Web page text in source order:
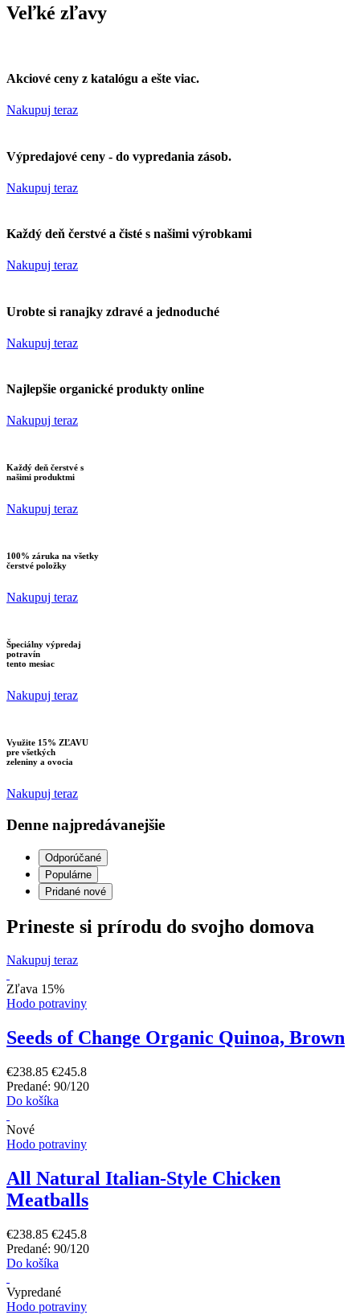
Veľké zľavy
Akciové ceny z katalógu a ešte viac.
Nakupuj teraz
Výpredajové ceny - do vypredania zásob.
Nakupuj teraz
Každý deň čerstvé a čisté s našimi výrobkami
Nakupuj teraz
Urobte si ranajky zdravé a jednoduché
Nakupuj teraz
Najlepšie organické produkty online
Nakupuj teraz
Každý deň čerstvé s
našimi produktmi
Nakupuj teraz
100% záruka na všetky
čerstvé položky
Nakupuj teraz
Špeciálny výpredaj
potravín
tento mesiac
Nakupuj teraz
Využite 15% ZĽAVU
pre všetkých
zeleniny a ovocia
Nakupuj teraz
Denne najpredávanejšie
Odporúčané
Populárne
Pridané nové
Prineste si prírodu do svojho domova
Nakupuj teraz
Zľava 15%
Hodo potraviny
Seeds of Change Organic Quinoa, Brown
€238.85 €245.8
Predané: 90/120
Do košíka
Nové
Hodo potraviny
All Natural Italian-Style Chicken
Meatballs
€238.85 €245.8
Predané: 90/120
Do košíka
Vypredané
Hodo potraviny